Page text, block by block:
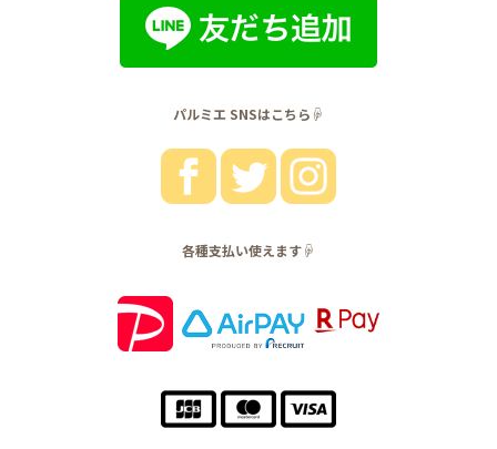
パルミエ SNSはこちら☟
各種支払い使えます☟